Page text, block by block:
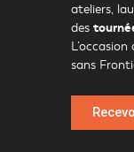
ateliers,
des
sans